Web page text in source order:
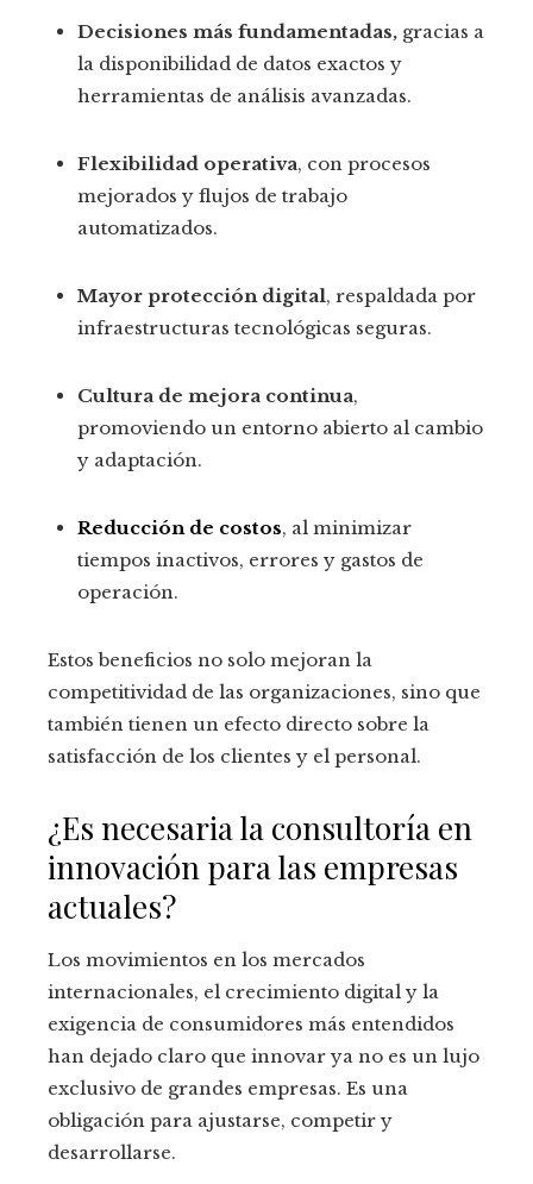
Decisiones más fundamentadas, gracias a
la disponibilidad de datos exactos y
herramientas de análisis avanzadas.
Flexibilidad operativa, con procesos
mejorados y flujos de trabajo
automatizados.
Mayor protección digital, respaldada por
infraestructuras tecnológicas seguras.
Cultura de mejora continua,
promoviendo un entorno abierto al cambio
y adaptación.
Reducción de costos, al minimizar
tiempos inactivos, errores y gastos de
operación.
Estos beneficios no solo mejoran la
competitividad de las organizaciones, sino que
también tienen un efecto directo sobre la
satisfacción de los clientes y el personal.
¿Es necesaria la consultoría en
innovación para las empresas
actuales?
Los movimientos en los mercados
internacionales, el crecimiento digital y la
exigencia de consumidores más entendidos
han dejado claro que innovar ya no es un lujo
exclusivo de grandes empresas. Es una
obligación para ajustarse, competir y
desarrollarse.